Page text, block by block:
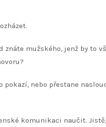
mužského, jenž by to
nebo přestane
komunikaci naučit.